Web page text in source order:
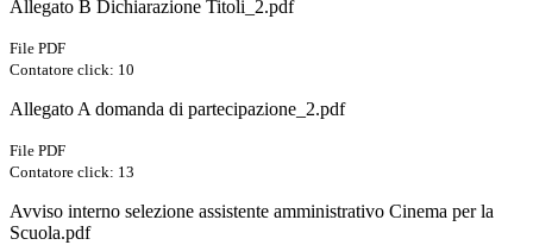
Allegato B Dichiarazione Titoli_2.pdf
File PDF
Contatore click: 10
Allegato A domanda di partecipazione_2.pdf
File PDF
Contatore click: 13
Avviso interno selezione assistente amministrativo Cinema per la
Scuola.pdf